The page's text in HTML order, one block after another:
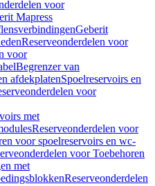
voor
Mapress
Geberit
Reserveonderdelen voor
voor
Begrenzer van
afdekplatenSpoelreservoirs en
voor
met
Reserveonderdelen voor
voor spoelreservoirs en wc-
voor Toebehoren
met
Reserveonderdelen